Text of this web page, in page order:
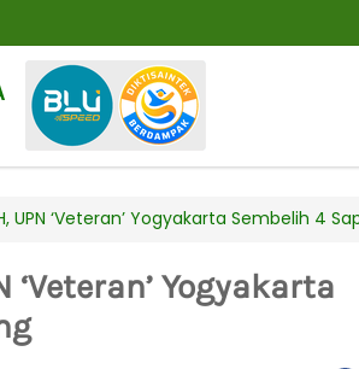
UPN ‘Veteran’ Yogyakarta Sembelih 4
‘Veteran’ Yogyakarta